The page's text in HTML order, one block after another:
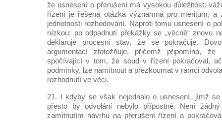
že usnesení o přerušení má vysokou důležitost:
řízení je řešena otázka významná pro meritum, a
jednotnosti rozhodování. Naproti tomu usnesení o
nízkou: po odpadnutí překážky se „věcně“ znovu
deklaruje procesní stav, že se pokračuje.
argumentací ztotožňuje, přičemž připomíná, že
spočívající v tom, že soud v řízení pokračoval,
podmínky, lze namítnout a přezkoumat v rámci
rozhodnutí ve věci.
21. I kdyby se však nejednalo o usnesení, jímž
přesto by odvolání nebylo přípustné. Není
zamítnutím návrhu na přerušení řízení a